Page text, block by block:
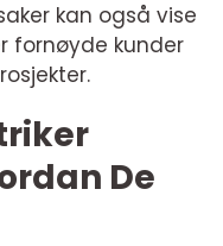
kan også vise
fornøyde kunder
De